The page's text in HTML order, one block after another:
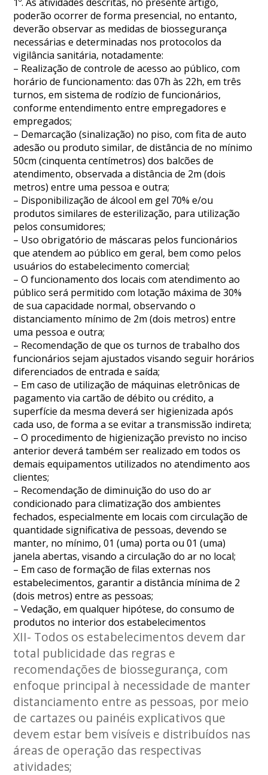
poderão ocorrer de forma presencial, no entanto,
deverão observar as medidas de biossegurança
necessárias e determinadas nos protocolos da
vigilância sanitária, notadamente:
– Realização de controle de acesso ao público, com
horário de funcionamento: das 07h às 22h, em três
turnos, em sistema de rodízio de funcionários,
conforme entendimento entre empregadores e
empregados;
– Demarcação (sinalização) no piso, com fita de auto
adesão ou produto similar, de distância de no mínimo
50cm (cinquenta centímetros) dos balcões de
atendimento, observada a distância de 2m (dois
metros) entre uma pessoa e outra;
– Disponibilização de álcool em gel 70% e/ou
produtos similares de esterilização, para utilização
pelos consumidores;
– Uso obrigatório de máscaras pelos funcionários
que atendem ao público em geral, bem como pelos
usuários do estabelecimento comercial;
– O funcionamento dos locais com atendimento ao
público será permitido com lotação máxima de 30%
de sua capacidade normal, observando o
distanciamento mínimo de 2m (dois metros) entre
uma pessoa e outra;
– Recomendação de que os turnos de trabalho dos
funcionários sejam ajustados visando seguir horários
diferenciados de entrada e saída;
– Em caso de utilização de máquinas eletrônicas de
pagamento via cartão de débito ou crédito, a
superfície da mesma deverá ser higienizada após
cada uso, de forma a se evitar a transmissão indireta;
– O procedimento de higienização previsto no inciso
anterior deverá também ser realizado em todos os
demais equipamentos utilizados no atendimento aos
clientes;
– Recomendação de diminuição do uso do ar
condicionado para climatização dos ambientes
fechados, especialmente em locais com circulação de
quantidade significativa de pessoas, devendo se
manter, no mínimo, 01 (uma) porta ou 01 (uma)
janela abertas, visando a circulação do ar no local;
– Em caso de formação de filas externas nos
estabelecimentos, garantir a distância mínima de 2
(dois metros) entre as pessoas;
– Vedação, em qualquer hipótese, do consumo de
produtos no interior dos estabelecimentos
XII- Todos os estabelecimentos devem dar
total publicidade das regras e
recomendações de biossegurança, com
enfoque principal à necessidade de manter
distanciamento entre as pessoas, por meio
de cartazes ou painéis explicativos que
devem estar bem visíveis e distribuídos nas
áreas de operação das respectivas
atividades;